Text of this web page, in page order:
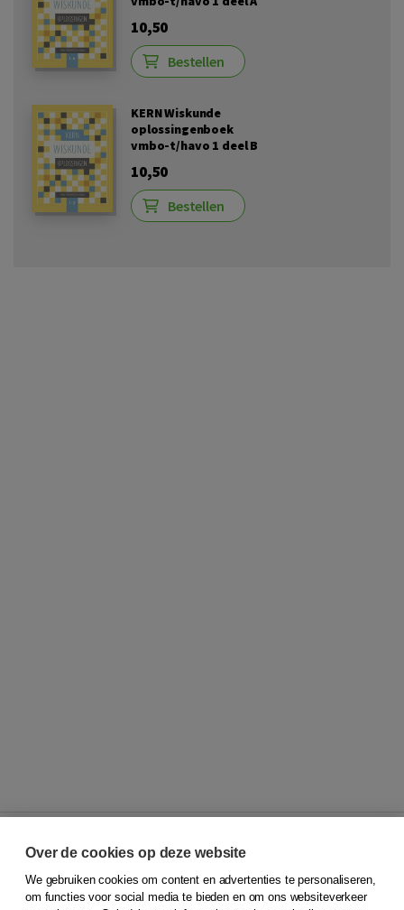
10,50
Bestellen
KERN Wiskunde
oplossingenboek
vmbo-t/havo 1 deel B
10,50
Bestellen
© 2026Koninklijke Boom uitgevers
Over de cookies op deze website
We gebruiken cookies om content en advertenties te personaliseren,
om functies voor social media te bieden en om ons websiteverkeer